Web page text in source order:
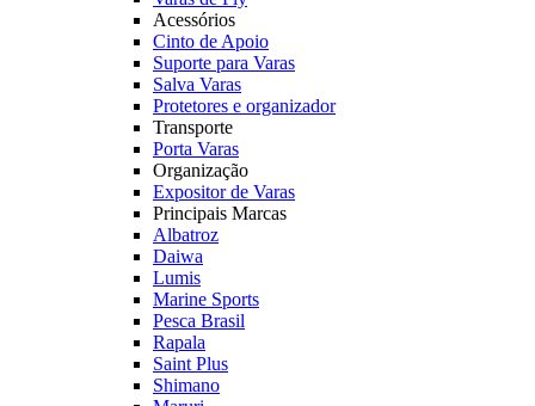
Acessórios
Cinto de Apoio
Suporte para Varas
Salva Varas
Protetores e organizador
Transporte
Porta Varas
Organização
Expositor de Varas
Principais Marcas
Albatroz
Daiwa
Lumis
Marine Sports
Pesca Brasil
Rapala
Saint Plus
Shimano